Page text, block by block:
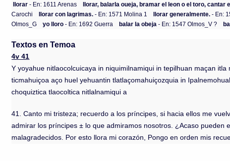
llorar - En: 1611 Arenas llorar, balarla oueja, bramar el leon o el toro, cantar
Carochi
llorar con lagrimas. - En: 1571 Molina 1 llorar generalmente. - En:
Olmos_G
yo lloro - En: 1692 Guerra balar la obeja - En: 1547 Olmos_V ?
Textos en Temoa
4v 41
Y yoyahue nitlaocolcuicaya in niquimilnamiqui in tepilhuan maçan
ticmahuiçoa aço huel yehuantin tlatlaçomahuiçozquia in
choquiztica tlaocoltica nitlalnamiqui a
41. Canto mi tristeza; recuerdo a los príncipes, si hacia ellos me
admirar los príncipes ± lo que admiramos nosotros. ¿Acaso pueden
malagradecidos. Por esto llora mi corazón, Pongo en orden mis